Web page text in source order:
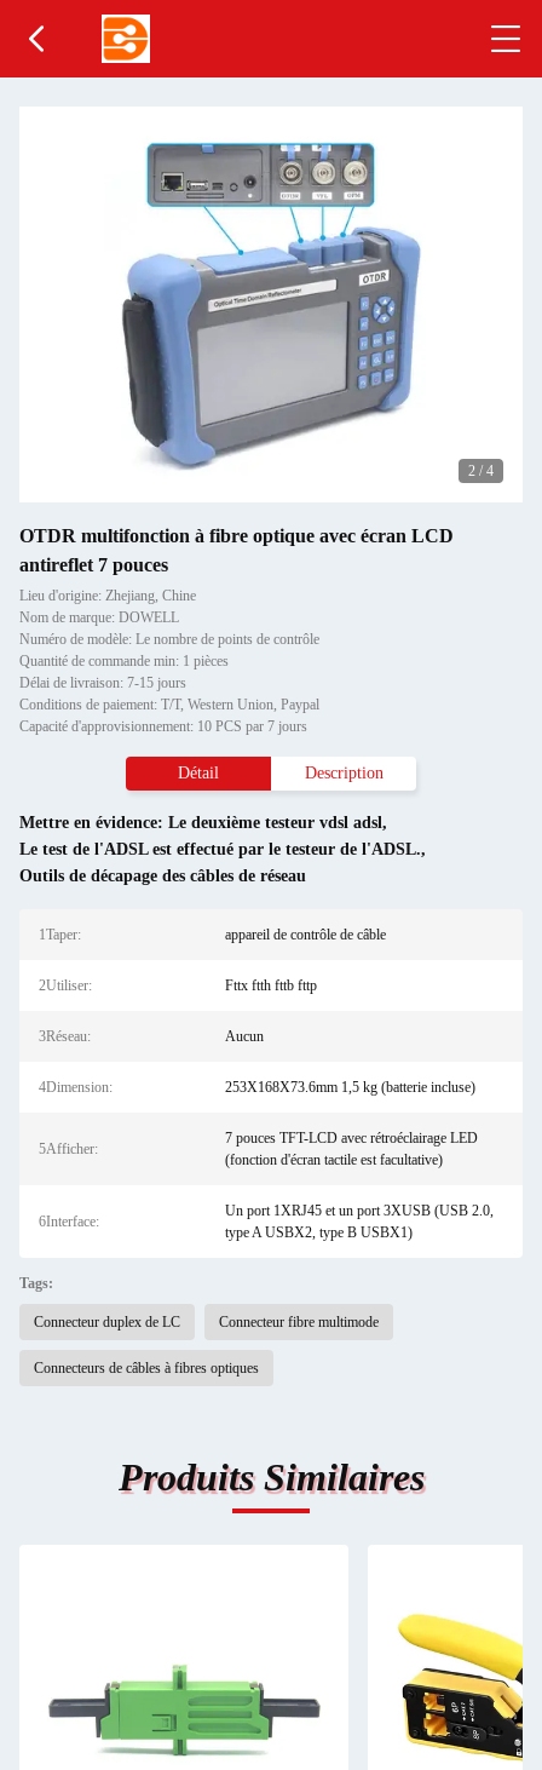
2 / 4
OTDR multifonction à fibre optique avec écran LCD
antireflet 7 pouces
Lieu d'origine: Zhejiang, Chine
Nom de marque: DOWELL
Numéro de modèle: Le nombre de points de contrôle
Quantité de commande min: 1 pièces
Délai de livraison: 7-15 jours
Conditions de paiement: T/T, Western Union, Paypal
Capacité d'approvisionnement: 10 PCS par 7 jours
Détail Description
Mettre en évidence: Le deuxième testeur vdsl adsl,
Le test de l'ADSL est effectué par le testeur de l'ADSL.,
Outils de décapage des câbles de réseau
1Taper: appareil de contrôle de câble
2Utiliser: Fttx ftth fttb fttp
3Réseau: Aucun
4Dimension: 253X168X73.6mm 1,5 kg (batterie incluse)
5Afficher:
7 pouces TFT-LCD avec rétroéclairage LED
(fonction d'écran tactile est facultative)
6Interface:
Un port 1XRJ45 et un port 3XUSB (USB 2.0,
type A USBX2, type B USBX1)
Tags:
Connecteur duplex de LC Connecteur fibre multimode
Connecteurs de câbles à fibres optiques
Produits Similaires